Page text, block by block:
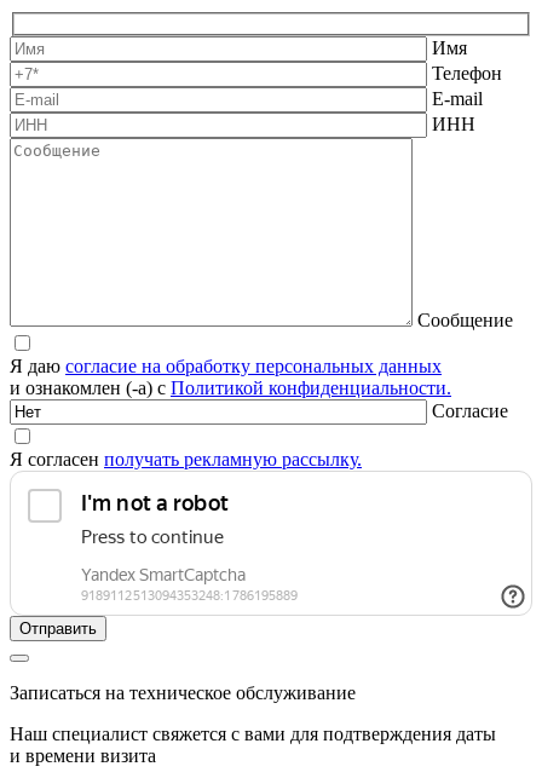
Имя
Телефон
E-mail
ИНН
Сообщение
Я даю согласие на обработку персональных данных
и ознакомлен (-а) с Политикой конфиденциальности.
Согласие
Я согласен получать рекламную рассылку.
Записаться на техническое обслуживание
Наш специалист свяжется с вами для подтверждения даты
и времени визита